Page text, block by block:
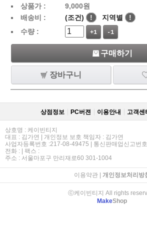
상품가 : 9,000원
배송비 :
(조건) ! 지역별
!
수량 :
+1 -1
구매하기
장바구니
상점정보 PC버젼 이용안내 고객센
상호명 : 케이빈티지
대표 : 김가연 | 개인정보 보호 책임자 : 김가연
사업자등록번호 :217-08-49475 | 통신판매업신고번
전화 : | 팩스 :
주소 : 서울마포구 만리재로60 301-1004
이용약관| 개인정보처리방
ⓒ케이빈티지 All rights
MakeShop